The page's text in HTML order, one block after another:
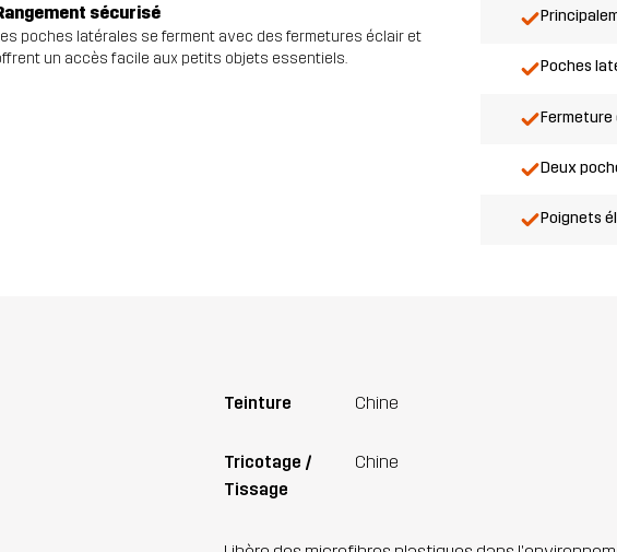
sécurisé
poches latérales se ferment avec des fermetures éclair et
un accès facile aux petits objets essentiels.
Poches
Fermeture
Deux
Poignets
Teinture Chine
Tricotage /
Tissage
Chine